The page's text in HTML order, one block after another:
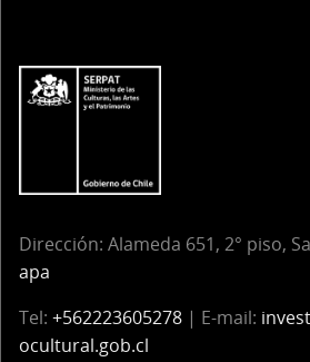
Dirección: Alameda 651, 2° piso,
apa
Tel: +562223605278 | E-mail:
ocultural.gob.cl